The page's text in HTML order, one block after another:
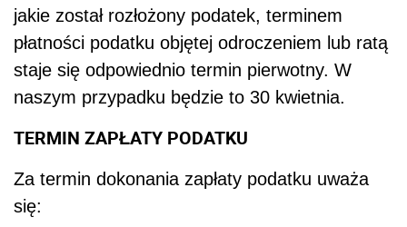
jakie został rozłożony podatek, terminem
płatności podatku objętej odroczeniem lub ratą
staje się odpowiednio termin pierwotny. W
naszym przypadku będzie to 30 kwietnia.
TERMIN ZAPŁATY PODATKU
Za termin dokonania zapłaty podatku uważa
się: